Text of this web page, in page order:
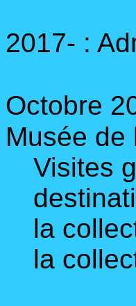
2017- :
Octobre
Musée de
Visites
la
la